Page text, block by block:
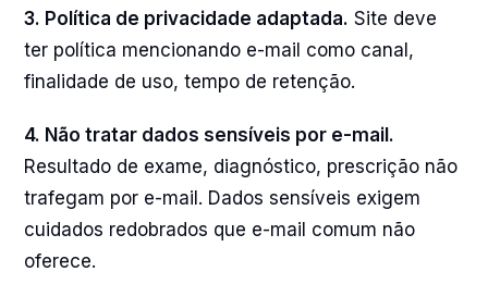
3. Política de privacidade adaptada. Site deve
ter política mencionando e-mail como canal,
finalidade de uso, tempo de retenção.
4. Não tratar dados sensíveis por e-mail.
Resultado de exame, diagnóstico, prescrição não
trafegam por e-mail. Dados sensíveis exigem
cuidados redobrados que e-mail comum não
oferece.